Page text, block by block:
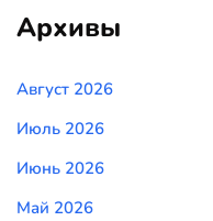
Архивы
Август 2026
Июль 2026
Июнь 2026
Май 2026